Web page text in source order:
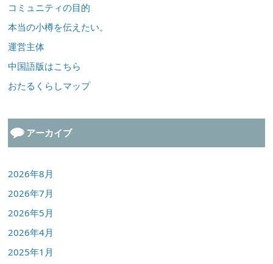
コミュニティの目的
本当の小樽を伝えたい。
運営主体
中国語版はこちら
おたるくらしマップ
アーカイブ
2026年8月
2026年7月
2026年5月
2026年4月
2025年1月